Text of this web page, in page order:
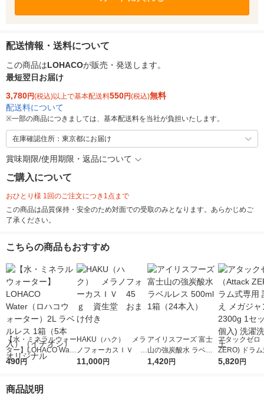
配送情報・送料について
この商品はLOHACOが販売・発送します。
最短翌日お届け
3,780円(税込)以上で基本配送料550円(税込)無料
配送料について
※一部の商品につきましては、基本配送料を当社が負担いたします。
在庫確認住所：東京都にお届け
賞味期限/使用期限・返品について
ご購入について
おひとり様 1回のご注文につき1点まで
この商品は品質保持・安全のため対面での受取のみとなります。あらかじめご
了承ください。
こちらの商品もおすすめ
【水・ミネラルウォー
ター】LOHACO Wate
r（ロハコウォータ
シ） オリジナル
490円
HAKU（ハク） メラ
ノフォーカスＩＶ 4
5ｇ 資生堂 おまけ
11,000円
アイリスフーズ 富士
山の強炭酸水 ラベル
レス 500ml 1箱（24
1,420円
アタックゼロ
ZERO) ドラ
詰め替え メガ
5,820円
商品説明